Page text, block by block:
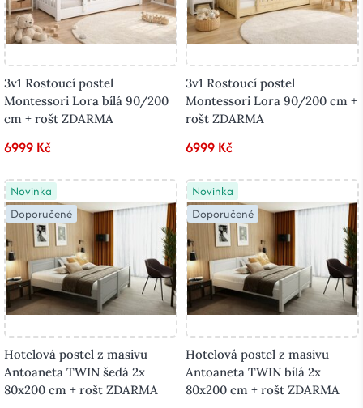
3v1 Rostoucí postel
Montessori Lora bílá 90/200
cm + rošt ZDARMA
6999 Kč
3v1 Rostoucí postel
Montessori Lora 90/200 cm +
rošt ZDARMA
6999 Kč
Novinka
Doporučené
Hotelová postel z masivu
Antoaneta TWIN šedá 2x
80x200 cm + rošt ZDARMA
Novinka
Doporučené
Hotelová postel z masivu
Antoaneta TWIN bílá 2x
80x200 cm + rošt ZDARMA